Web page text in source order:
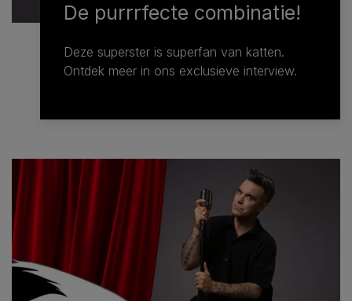
De purrrfecte combinatie!
Deze superster is superfan van katten.
Ontdek meer in ons exclusieve interview.